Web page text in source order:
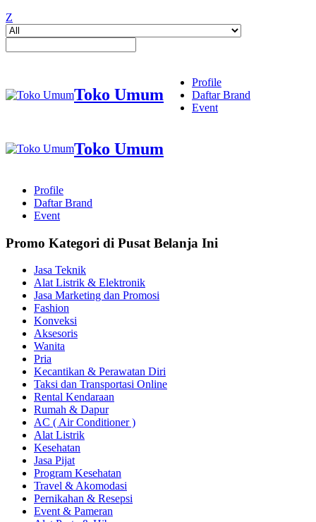
Z
Toko Umum
Profile
Daftar Brand
Event
Toko Umum
Profile
Daftar Brand
Event
Promo Kategori di Pusat Belanja Ini
Jasa Teknik
Alat Listrik & Elektronik
Jasa Marketing dan Promosi
Fashion
Konveksi
Aksesoris
Wanita
Pria
Kecantikan & Perawatan Diri
Taksi dan Transportasi Online
Rental Kendaraan
Rumah & Dapur
AC ( Air Conditioner )
Alat Listrik
Kesehatan
Jasa Pijat
Program Kesehatan
Travel & Akomodasi
Pernikahan & Resepsi
Event & Pameran